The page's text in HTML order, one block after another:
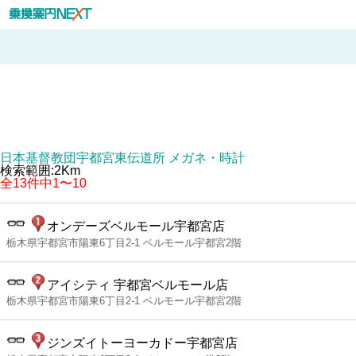
日本基督教団宇都宮東伝道所 メガネ・時計
検索範囲:2Km
全13件中1〜10
オンデーズベルモール宇都宮店
栃木県宇都宮市陽東6丁目2-1 ベルモール宇都宮2階
アイシティ 宇都宮ベルモール店
栃木県宇都宮市陽東6丁目2-1 ベルモール宇都宮2階
ジンズイトーヨーカドー宇都宮店